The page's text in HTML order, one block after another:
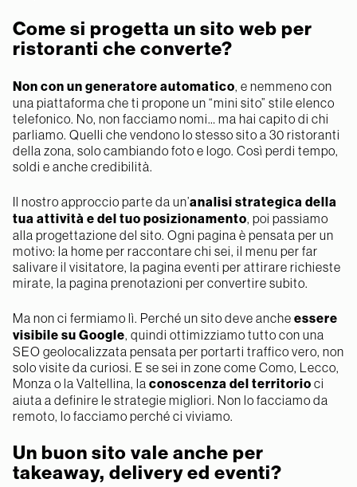
Come si progetta un sito web per
ristoranti che converte?
Non con un generatore automatico , e nemmeno con
una piattaforma che ti propone un “mini sito” stile elenco
telefonico. No, non facciamo nomi… ma hai capito di chi
parliamo. Quelli che vendono lo stesso sito a 30 ristoranti
della zona, solo cambiando foto e logo. Così perdi tempo,
soldi e anche credibilità.
Il nostro approccio parte da un’analisi strategica della
tua attività e del tuo posizionamento , poi passiamo
alla progettazione del sito. Ogni pagina è pensata per un
motivo: la home per raccontare chi sei, il menu per far
salivare il visitatore, la pagina eventi per attirare richieste
mirate, la pagina prenotazioni per convertire subito.
Ma non ci fermiamo lì. Perché un sito deve anche essere
visibile su Google , quindi ottimizziamo tutto con una
SEO geolocalizzata pensata per portarti traffico vero, non
solo visite da curiosi. E se sei in zone come Como, Lecco,
Monza o la Valtellina, la conoscenza del territorio ci
aiuta a definire le strategie migliori. Non lo facciamo da
remoto, lo facciamo perché ci viviamo.
Un buon sito vale anche per
takeaway, delivery ed eventi?